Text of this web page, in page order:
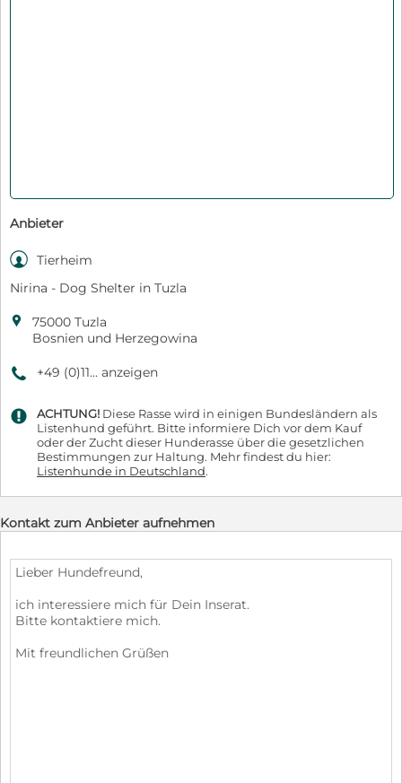
Anbieter
 Tierheim
Nirina - Dog Shelter in Tuzla

75000 Tuzla
Bosnien und Herzegowina
9 +49 (0)11... anzeigen
q ACHTUNG! Diese Rasse wird in einigen Bundesländern als
Listenhund geführt. Bitte informiere Dich vor dem Kauf
oder der Zucht dieser Hunderasse über die gesetzlichen
Bestimmungen zur Haltung. Mehr findest du hier:
Listenhunde in Deutschland.
Kontakt zum Anbieter aufnehmen